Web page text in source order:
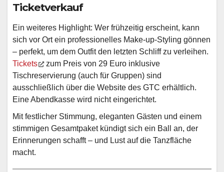
Ticketverkauf
Ein weiteres Highlight: Wer frühzeitig erscheint, kann
sich vor Ort ein professionelles Make-up-Styling gönnen
– perfekt, um dem Outfit den letzten Schliff zu verleihen.
Tickets
zum Preis von 29 Euro inklusive
Tischreservierung (auch für Gruppen) sind
ausschließlich über die Website des GTC erhältlich.
Eine Abendkasse wird nicht eingerichtet.
Mit festlicher Stimmung, eleganten Gästen und einem
stimmigen Gesamtpaket kündigt sich ein Ball an, der
Erinnerungen schafft – und Lust auf die Tanzfläche
macht.